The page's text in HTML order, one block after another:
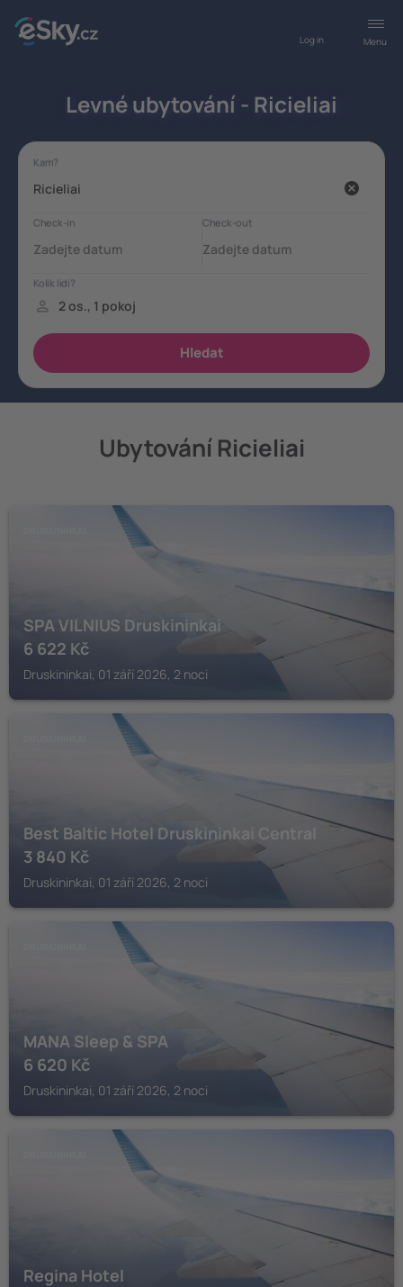
Menu
Log in
Levné ubytování - Ricieliai
Ubytování Ricieliai
SPA VILNIUS Druskininkai
6 622 Kč
Druskininkai, 01 září 2026, 2 noci
Best Baltic Hotel Druskininkai Central
3 840 Kč
Druskininkai, 01 září 2026, 2 noci
MANA Sleep & SPA
6 620 Kč
Druskininkai, 01 září 2026, 2 noci
Regina Hotel